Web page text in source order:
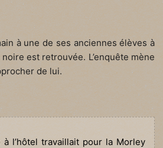
à une de ses anciennes élèves à
est retrouvée. L’enquête mène
de lui.
l’hôtel travaillait pour la Morley